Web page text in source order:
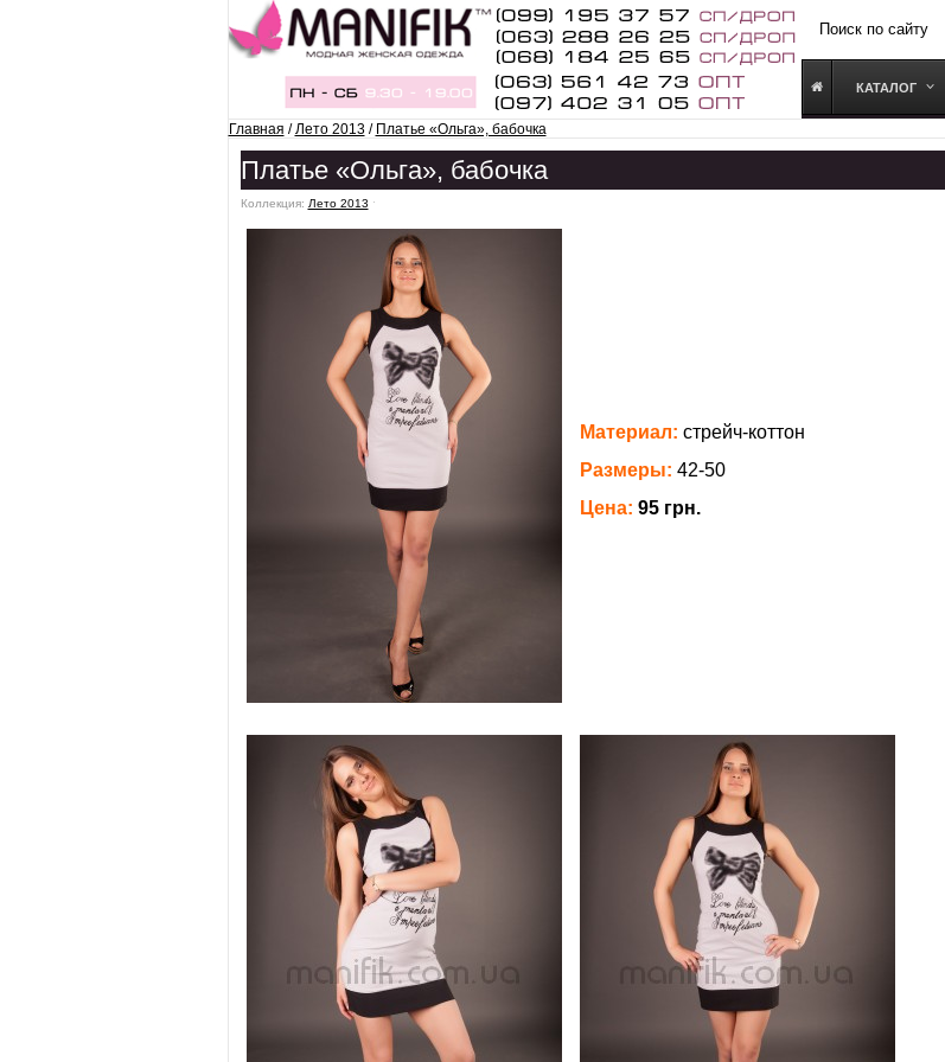
КАТАЛОГ
Главная /Лето 2013/ Платье «Ольга», бабочка
Платье «Ольга», бабочка
Коллекция: Лето 2013 ˑ
Материал: стрейч-коттон
Размеры: 42-50
Цена: 95 грн.